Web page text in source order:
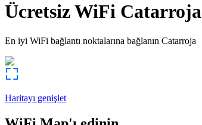
Ücretsiz WiFi Catarroja
En iyi WiFi bağlantı noktalarına bağlanın Catarroja
Haritayı genişlet